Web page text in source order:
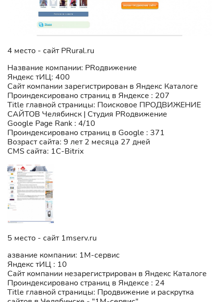
4 место - сайт PRural.ru
Название компании: PRодвижение
Яндекс тИЦ: 400
Сайт компании зарегистрирован в Яндекс Каталоге
Проиндексировано страниц в Яндексе : 207
Title главной страницы: Поисковое ПРОДВИЖЕНИЕ
САЙТОВ Челябинск | Студия PRодвижение
Google Page Rank : 4/10
Проиндексировано страниц в Google : 371
Возраст сайта: 9 лет 2 месяца 27 дней
CMS сайта: 1C-Bitrix
5 место - сайт 1mserv.ru
азвание компании: 1М-сервис
Яндекс тИЦ : 10
Сайт компании незарегистрирован в Яндекс Каталоге
Проиндексировано страниц в Яндексе : 24
Title главной страницы: Продвижение и раскрутка